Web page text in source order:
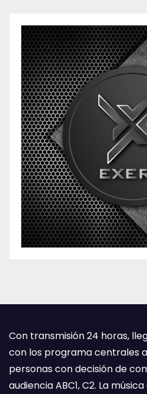
Con transmisión 24 horas,
con los programa centrales
personas con decisión de
audiencia ABC1, C2. La